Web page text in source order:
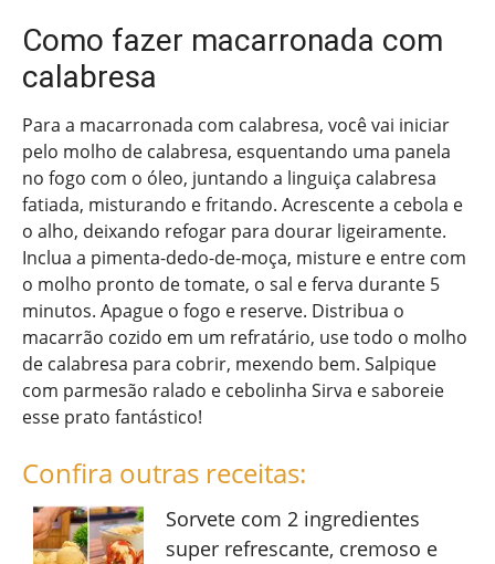
Como fazer macarronada com
calabresa
Para a macarronada com calabresa, você vai iniciar
pelo molho de calabresa, esquentando uma panela
no fogo com o óleo, juntando a linguiça calabresa
fatiada, misturando e fritando. Acrescente a cebola e
o alho, deixando refogar para dourar ligeiramente.
Inclua a pimenta-dedo-de-moça, misture e entre com
o molho pronto de tomate, o sal e ferva durante 5
minutos. Apague o fogo e reserve. Distribua o
macarrão cozido em um refratário, use todo o molho
de calabresa para cobrir, mexendo bem. Salpique
com parmesão ralado e cebolinha Sirva e saboreie
esse prato fantástico!
Confira outras receitas:
Sorvete com 2 ingredientes
super refrescante, cremoso e